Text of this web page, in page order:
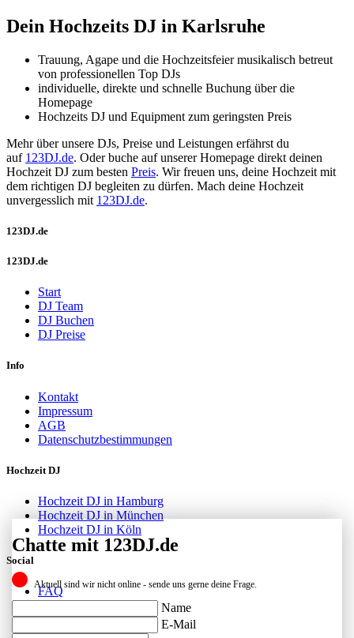
Dein Hochzeits DJ in Karlsruhe
Trauung, Agape und die Hochzeitsfeier musikalisch betreut
von professionellen Top DJs
individuelle, direkte und schnelle Buchung über die
Homepage
Hochzeits DJ und Equipment zum geringsten Preis
Mehr über unsere DJs, Preise und Leistungen erfährst du
auf 123DJ.de. Oder buche auf unserer Homepage direkt deinen
Hochzeit DJ zum besten Preis. Wir freuen uns, deine Hochzeit mit
dem richtigen DJ begleiten zu dürfen. Mach deine Hochzeit
unvergesslich mit 123DJ.de.
123DJ.de
123DJ.de
Start
DJ Team
DJ Buchen
DJ Preise
Info
Kontakt
Impressum
AGB
Datenschutzbestimmungen
Hochzeit DJ
Hochzeit DJ in Hamburg
Hochzeit DJ in München
Hochzeit DJ in Köln
Social
FAQ
Facebook
Instagram
Chatte mit 123DJ.de
Aktuell sind wir nicht online - sende uns gerne deine Frage.
Name
E-Mail